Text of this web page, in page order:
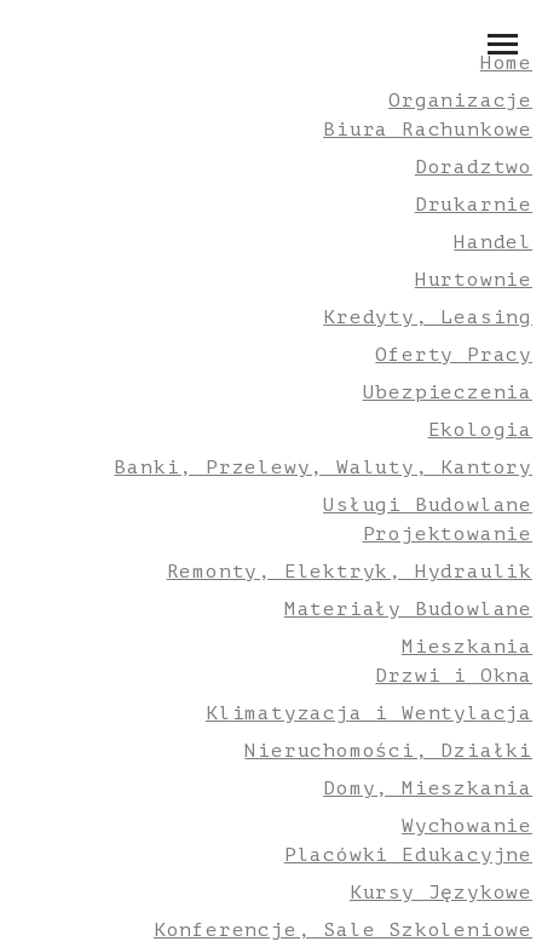
Home
Organizacje
Biura Rachunkowe
Doradztwo
Drukarnie
Handel
Hurtownie
Kredyty, Leasing
Oferty Pracy
Ubezpieczenia
Ekologia
Banki, Przelewy, Waluty, Kantory
Usługi Budowlane
Projektowanie
Remonty, Elektryk, Hydraulik
Materiały Budowlane
Mieszkania
Drzwi i Okna
Klimatyzacja i Wentylacja
Nieruchomości, Działki
Domy, Mieszkania
Wychowanie
Placówki Edukacyjne
Kursy Językowe
Konferencje, Sale Szkoleniowe